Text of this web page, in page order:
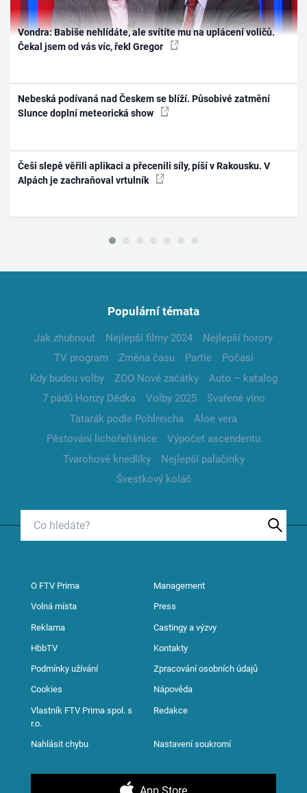
Vondra: Babiše nehlídáte, ale svítíte mu na uplácení voličů.
Čekal jsem od vás víc, řekl Gregor
Nebeská podívaná nad Českem se blíží. Působivé zatmění
Slunce doplní meteorická show
Češi slepě věřili aplikaci a přecenili síly, píší v Rakousku. V
Alpách je zachraňoval vrtulník
Populární témata
Jak zhubnout Nejlepší filmy 2024
Nejlepší horory
TV program
Změna času Partie
Počasí
Kdy budou volby
ZOO Nové začátky
Auto – katalog
7 pádů Honzy Dědka
Volby 2025
Svařené víno
Tatarák podle Pohlreicha
Aloe vera
Pěstování lichořeřišnice
Výpočet ascendentu
Tvarohové knedlíky
Nejlepší palačinky
Švestkový koláč
O FTV Prima Management
Volná místa Press
Reklama Castingy a výzvy
HbbTV Kontakty
Podmínky užívání Zpracování osobních údajů
Cookies Nápověda
Vlastník FTV Prima spol. s
r.o.
Redakce
Nahlásit chybu Nastavení soukromí
App Store